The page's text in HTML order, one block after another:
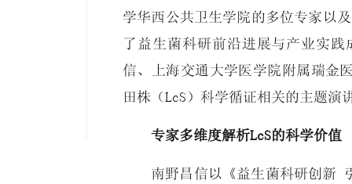
学华西公共卫生学院的多位专家以
了益生菌科研前沿进展与产业实
信、上海交通大学医学院附属瑞金
田株（LcS）科学循证相关的主题演
专家多维度解析LcS的科学价值
南野昌信以《益生菌科研创新